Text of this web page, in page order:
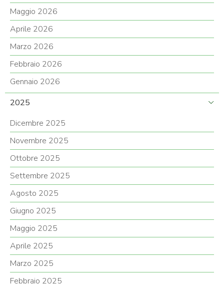
Maggio 2026
Aprile 2026
Marzo 2026
Febbraio 2026
Gennaio 2026
2025
Dicembre 2025
Novembre 2025
Ottobre 2025
Settembre 2025
Agosto 2025
Giugno 2025
Maggio 2025
Aprile 2025
Marzo 2025
Febbraio 2025